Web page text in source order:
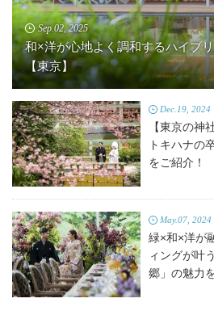
Sep.02, 2025
和×洋が心地よく調和するハイブ
【東京】
Dec.19, 2024
【東京の神
トキハナの
をご紹介！
May.07, 2024
緑×和×洋が
ィングが叶
郷」の魅力